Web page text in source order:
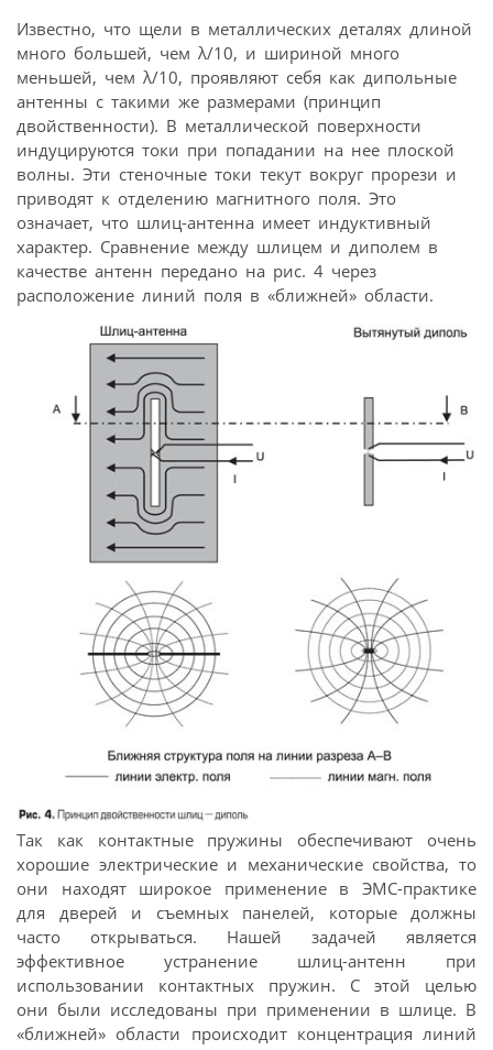
Известно, что щели в металлических деталях длиной
много большей, чем λ/10, и шириной много
меньшей, чем λ/10, проявляют себя как дипольные
антенны с такими же размерами (принцип
двойственности). В металлической поверхности
индуцируются токи при попадании на нее плоской
волны. Эти стеночные токи текут вокруг прорези и
приводят к отделению магнитного поля. Это
означает, что шлиц-антенна имеет индуктивный
характер. Сравнение между шлицем и диполем в
качестве антенн передано на рис. 4 через
расположение линий поля в «ближней» области.
Так как контактные пружины обеспечивают очень
хорошие электрические и механические свойства, то
они находят широкое применение в ЭМС-практике
для дверей и съемных панелей, которые должны
часто открываться. Нашей задачей является
эффективное устранение шлиц-антенн при
использовании контактных пружин. С этой целью
они были исследованы при применении в шлице. В
«ближней» области происходит концентрация линий